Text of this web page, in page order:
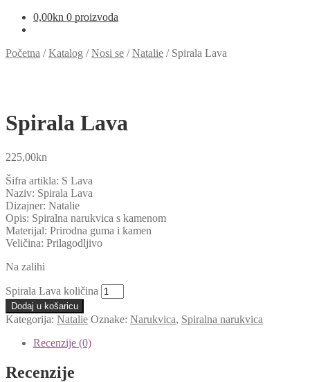
0,00kn 0 proizvoda
Početna /Katalog /Nosi se /Natalie / Spirala Lava
Spirala Lava
225,00kn
Šifra artikla: S Lava
Naziv: Spirala Lava
Dizajner: Natalie
Opis: Spiralna narukvica s kamenom
Materijal: Prirodna guma i kamen
Veličina: Prilagodljivo
Na zalihi
Spirala Lava količina
Dodaj u košaricu
Kategorija: Natalie Oznake: Narukvica, Spiralna narukvica
Recenzije (0)
Recenzije